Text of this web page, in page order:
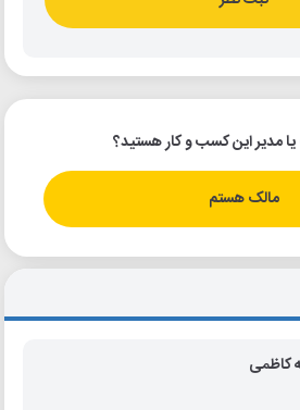
یا مدیر این کسب و کار هستید؟
مالک هستم
کاظمی